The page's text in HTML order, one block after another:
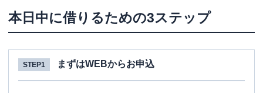
本日中に借りるための3ステップ
STEP1 まずはWEBからお申込